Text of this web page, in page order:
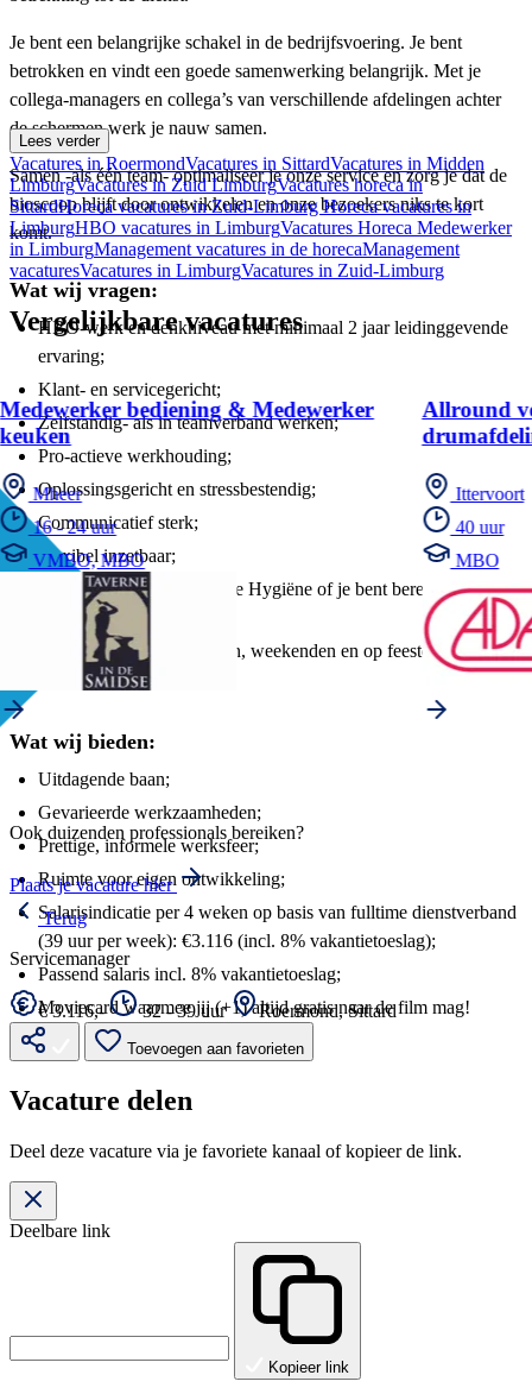
Je bent een belangrijke schakel in de bedrijfsvoering. Je bent
betrokken en vindt een goede samenwerking belangrijk. Met je
collega-managers en collega’s van verschillende afdelingen achter
de schermen werk je nauw samen.
Samen -als één team- optimaliseer je onze service en zorg je dat de
bioscoop blijft door ontwikkelen en onze bezoekers niks te kort
komt.
Wat wij vragen:
HBO-werk en denkniveau met minimaal 2 jaar leidinggevende
ervaring;
Klant- en servicegericht;
Zelfstandig- als in teamverband werken;
Pro-actieve werkhouding;
Oplossingsgericht en stressbestendig;
Communicatief sterk;
Flexibel inzetbaar;
Diploma’s BHV en Sociale Hygiëne of je bent bereid om deze
te behalen;
Beschikbaar in de avonden, weekenden en op feestdagen;
Affiniteit met film.
Wat wij bieden:
Uitdagende baan;
Gevarieerde werkzaamheden;
Prettige, informele werksfeer;
Ruimte voor eigen ontwikkeling;
Salarisindicatie per 4 weken op basis van fulltime dienstverband
(39 uur per week): €3.116 (incl. 8% vakantietoeslag);
Passend salaris incl. 8% vakantietoeslag;
Moviecard waarmee jij (+1) altijd gratis naar de film mag!
Lees verder
Vacatures in RoermondVacatures in SittardVacatures in Midden
LimburgVacatures in Zuid LimburgVacatures horeca in
SittardHoreca vacatures in Zuid-LimburgHoreca vacatures in
LimburgHBO vacatures in LimburgVacatures Horeca Medewerker
in LimburgManagement vacatures in de horecaManagement
vacaturesVacatures in LimburgVacatures in Zuid-Limburg
Vergelijkbare vacatures
Medewerker bediening & Medewerker
keuken
Mheer
16 - 24 uur
VMBO, MBO
Allround
Ittervoort
40 uur
MBO
Ook duizenden professionals bereiken?
Plaats je vacature hier
Terug
Servicemanager
€ 3.116,- 32 - 39 uur Roermond, Sittard
Toevoegen aan favorieten
Vacature delen
Deel deze vacature via je favoriete kanaal of kopieer de link.
Deelbare link
Kopieer link